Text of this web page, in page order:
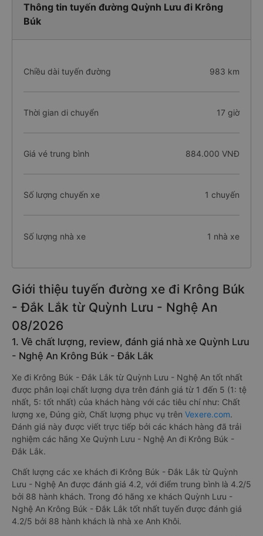
Thông tin tuyến đường Quỳnh Lưu đi Krông
Búk
Chiều dài tuyến đường 983 km
Thời gian di chuyển 17 giờ
Giá vé trung bình 884.000 VNĐ
Số lượng chuyến xe 1 chuyến
Số lượng nhà xe 1 nhà xe
Giới thiệu tuyến đường xe đi Krông Búk
- Đắk Lắk từ Quỳnh Lưu - Nghệ An
08/2026
1. Về chất lượng, review, đánh giá nhà xe Quỳnh Lưu
- Nghệ An Krông Búk - Đắk Lắk
Xe đi Krông Búk - Đắk Lắk từ Quỳnh Lưu - Nghệ An tốt nhất
được phân loại chất lượng dựa trên đánh giá từ 1 đến 5 (1: tệ
nhất, 5: tốt nhất) của khách hàng với các tiêu chí như: Chất
lượng xe, Đúng giờ, Chất lượng phục vụ trên Vexere.com.
Đánh giá này được viết trực tiếp bởi các khách hàng đã trải
nghiệm các hãng Xe Quỳnh Lưu - Nghệ An đi Krông Búk -
Đắk Lắk.
Chất lượng các xe khách đi Krông Búk - Đắk Lắk từ Quỳnh
Lưu - Nghệ An được đánh giá 4.2, với điểm trung bình là 4.2/5
bởi 88 hành khách. Trong đó hãng xe khách Quỳnh Lưu -
Nghệ An Krông Búk - Đắk Lắk tốt nhất tuyến được đánh giá
4.2/5 bởi 88 hành khách là nhà xe Anh Khôi.